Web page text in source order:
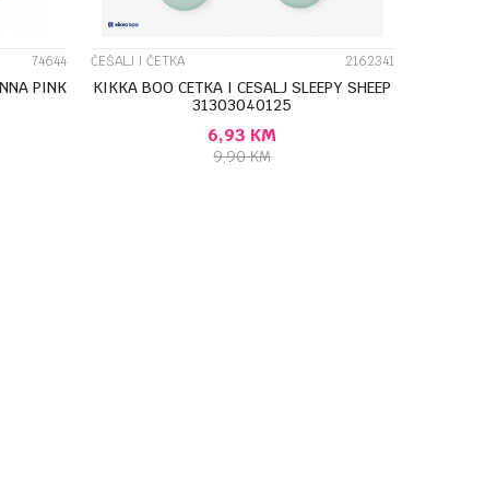
74644
PINK
ČEŠALJ I ČETKA 2162341
KIKKA BOO CETKA I CESALJ SLEEPY SHEEP
31303040125
6,93 KM
9,90KM